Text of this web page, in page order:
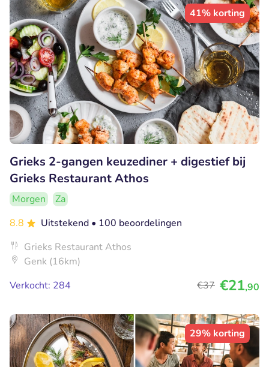
41% korting
Grieks 2-gangen keuzediner + digestief bij
Grieks Restaurant Athos
Morgen
Za
8.8
Uitstekend • 100 beoordelingen
Grieks Restaurant Athos
Genk (16km)
Verkocht: 284
€37 €21,90
29% korting